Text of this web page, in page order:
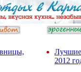
Лучшие
2012